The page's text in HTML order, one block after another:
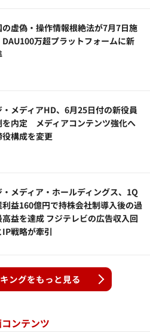
の虚偽・操作情報根絶法が7月7日施
DAU100万超プラットフォームに新
・メディアHD、6月25日付の新役員
を内定 メディアコンテンツ強化へ
役構成を変更
・メディア・ホールディングス、1Q
利益160億円で持株会社制導入後の過
高益を達成 フジテレビの広告収入回
IP戦略が牽引
ングをもっと見る
ンテンツ